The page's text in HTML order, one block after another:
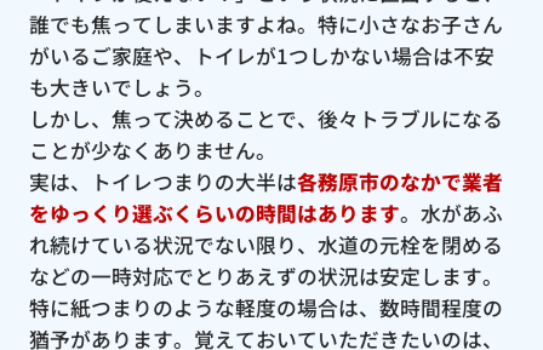
誰でも焦ってしまいますよね。特に小さなお子さん
がいるご家庭や、トイレが1つしかない場合は不安
も大きいでしょう。
しかし、焦って決めることで、後々トラブルになる
ことが少なくありません。
実は、トイレつまりの大半は各務原市のなかで業者
をゆっくり選ぶくらいの時間はあります。水があふ
れ続けている状況でない限り、水道の元栓を閉める
などの一時対応でとりあえずの状況は安定します。
特に紙つまりのような軽度の場合は、数時間程度の
猶予があります。覚えておいていただきたいのは、